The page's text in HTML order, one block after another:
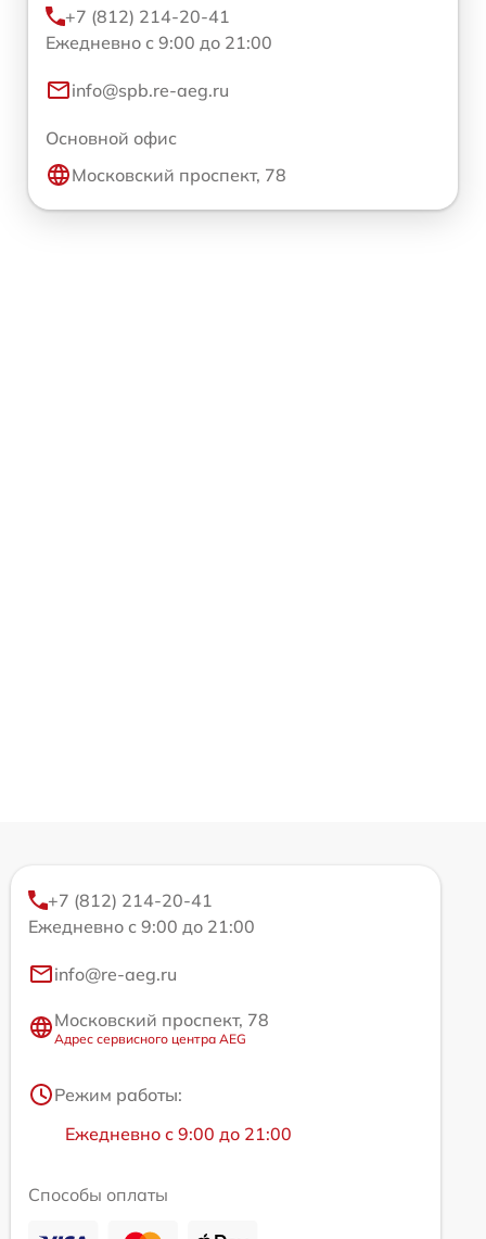
+7 (812) 214-20-41
Ежедневно с 9:00 до 21:00
info@spb.re-aeg.ru
Основной офис
Московский проспект, 78
+7 (812) 214-20-41
Ежедневно с 9:00 до 21:00
info@re-aeg.ru
Московский проспект, 78
Адрес сервисного центра AEG
Режим работы:
Ежедневно с 9:00 до 21:00
Способы оплаты